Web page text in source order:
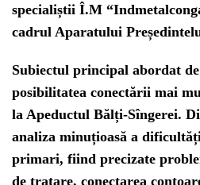
specialiștii Î.M
cadrul Aparatului
Subiectul principal abordat
posibilitatea conectării mai
la Apeductul Bălți-Sîngerei.
analiza minuțioasă a
primari, fiind precizate
de tratare, conectarea